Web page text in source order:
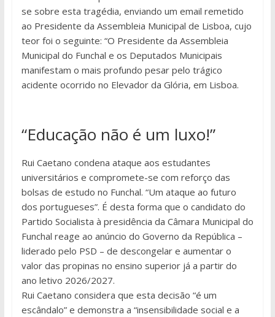
se sobre esta tragédia, enviando um email remetido
ao Presidente da Assembleia Municipal de Lisboa, cujo
teor foi o seguinte: “O Presidente da Assembleia
Municipal do Funchal e os Deputados Municipais
manifestam o mais profundo pesar pelo trágico
acidente ocorrido no Elevador da Glória, em Lisboa.
“Educação não é um luxo!”
Rui Caetano condena ataque aos estudantes
universitários e compromete-se com reforço das
bolsas de estudo no Funchal. “Um ataque ao futuro
dos portugueses”. É desta forma que o candidato do
Partido Socialista à presidência da Câmara Municipal do
Funchal reage ao anúncio do Governo da República –
liderado pelo PSD – de descongelar e aumentar o
valor das propinas no ensino superior já a partir do
ano letivo 2026/2027.
Rui Caetano considera que esta decisão “é um
escândalo” e demonstra a “insensibilidade social e a